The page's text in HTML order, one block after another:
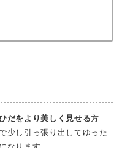
だをより美しく見せる方
少し引っ張り出してゆった